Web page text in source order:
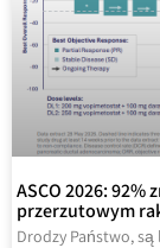
ASCO 2026:
przerzutowym
Drodzy Państwo,